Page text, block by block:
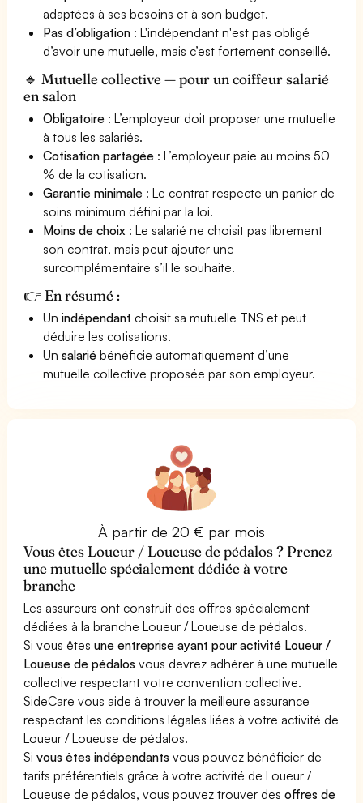
adaptées à ses besoins et à son budget.
Pas d’obligation : L'indépendant n'est pas obligé
d’avoir une mutuelle, mais c’est fortement conseillé.
🔹 Mutuelle collective — pour un coiffeur salarié
en salon
Obligatoire : L’employeur doit proposer une mutuelle
à tous les salariés.
Cotisation partagée : L’employeur paie au moins 50
% de la cotisation.
Garantie minimale : Le contrat respecte un panier de
soins minimum défini par la loi.
Moins de choix : Le salarié ne choisit pas librement
son contrat, mais peut ajouter une
surcomplémentaire s’il le souhaite.
👉 En résumé :
Unindépendant choisit sa mutuelle TNS et peut
déduire les cotisations.
Unsalarié bénéficie automatiquement d’une
mutuelle collective proposée par son employeur.
À partir de 20 € par mois
Vous êtes Loueur / Loueuse de pédalos ? Prenez
une mutuelle spécialement dédiée à votre
branche
Les assureurs ont construit des offres spécialement
dédiées à la branche Loueur / Loueuse de pédalos.
Si vous êtesune entreprise ayant pour activité Loueur /
Loueuse de pédalos vous devrez adhérer à une mutuelle
collective respectant votre convention collective.
SideCare vous aide à trouver la meilleure assurance
respectant les conditions légales liées à votre activité de
Loueur / Loueuse de pédalos.
Sivous êtes indépendants vous pouvez bénéficier de
tarifs préférentiels grâce à votre activité de Loueur /
Loueuse de pédalos, vous pouvez trouver desoffres de